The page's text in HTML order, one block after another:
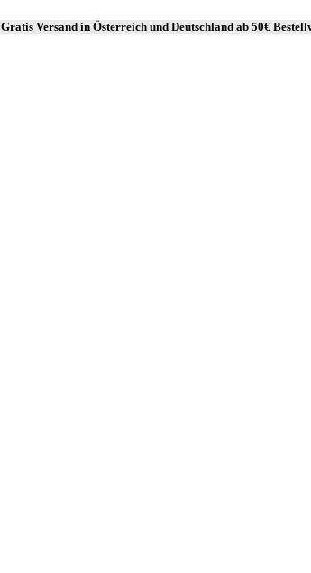
Gratis Versand in Österreich und Deutschland ab 50€